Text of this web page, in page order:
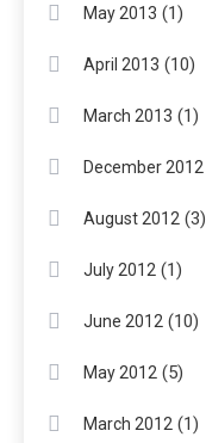
May 2013 (1)
April 2013 (10)
March 2013 (1)
December 2012
August 2012 (3)
July 2012 (1)
June 2012 (10)
May 2012 (5)
March 2012 (1)